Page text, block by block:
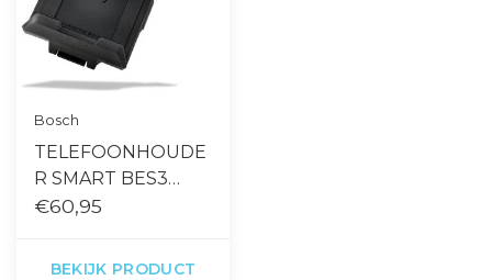
Bosch
TELEFOONHOUDE
R SMART BES3
SYSTEM ZW
€60,95
BEKIJK PRODUCT